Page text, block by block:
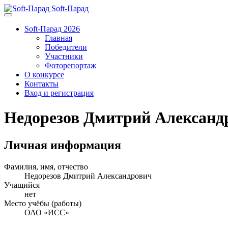
Soft-Парад
Soft-Парад 2026
Главная
Победители
Участники
Фоторепортаж
О конкурсе
Контакты
Вход и регистрация
Недорезов Дмитрий
Личная информация
Фамилия, имя, отчество
Недорезов Дмитрий Александрович
Учащийся
нет
Место учёбы (работы)
ОАО «ИСС»